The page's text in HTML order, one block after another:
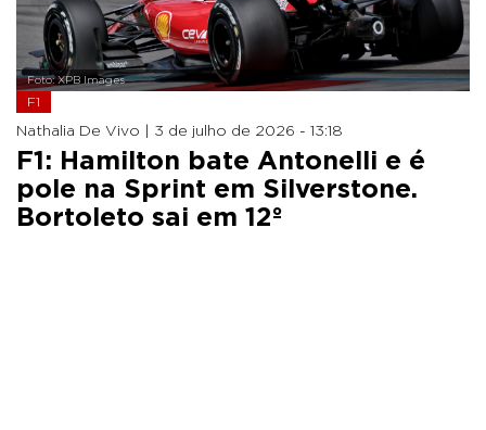
Foto: XPB Images
F1
Nathalia De Vivo | 3 de julho de 2026 - 13:18
F1: Hamilton bate Antonelli e é
pole na Sprint em Silverstone.
Bortoleto sai em 12º